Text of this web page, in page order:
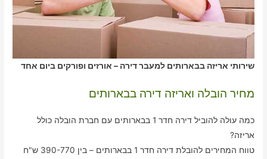
שירותי אריזה בבארותים למעבר דירה – אורזים ופורקים ביום אחד
מחיר הובלה ואריזה דירה בבארותים
כמה עולה להוביל דירה חדר 1 בבארותים עם חברת הובלה כולל
אריזה?
טווח המחירים להובלת דירה חדר 1 בבארותים – בין 390-770 ש"ח